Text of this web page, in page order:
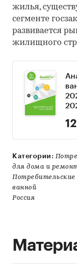
жилья,
сегменте
развивается
жилищного
Категории:
для дома и
ванной
Россия